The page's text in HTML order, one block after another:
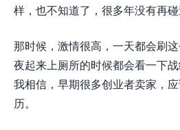
样，也不知道了，很多年没有再碰
那时候，激情很高，一天都会刷
夜起来上厕所的时候都会看一下
我相信，早期很多创业者卖家，
历。